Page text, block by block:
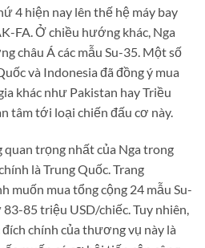
4 hiện nay lên thế hệ máy bay
FA. Ở chiều hướng khác, Nga
châu Á các mẫu Su-35. Một số
và Indonesia đã đồng ý mua
khác như Pakistan hay Triều
tâm tới loại chiến đấu cơ này.
quan trọng nhất của Nga trong
là Trung Quốc. Trang
muốn mua tổng cộng 24 mẫu Su-
85 triệu USD/chiếc. Tuy nhiên,
chính của thương vụ này là